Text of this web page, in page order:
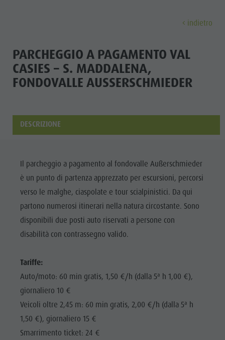
LOCALITÀ
DOLOMITI
FAMIGLIA &
EVENTI
Scopri
Cultura
Bar &
Ristoranti
Cook the
Mountain
Parchi
La Val
Località
Famiglia & Bambini
Cultura
Attrazioni
Bar & Ristoranti
Cook the Mountain
Shopping
Parchi naturali
La Val Pusteria
Alto Adige
Dolasilla Saga
Eventi
Escursioni
Arrampicare
Parapendio & Voli tandem
Programmi di vacanza
Come arrivare
Richiesta cataloghi
Webcam
Meteo
Kronplatz Doctor Service
indietro
PARCHEGGIO A PAGAMENTO VAL
CASIES – S. MADDALENA,
FONDOVALLE AUSSERSCHMIEDER
DESCRIZIONE
Il parcheggio a pagamento al fondovalle Außerschmieder
è un punto di partenza apprezzato per escursioni, percorsi
verso le malghe, ciaspolate e tour scialpinistici. Da qui
partono numerosi itinerari nella natura circostante. Sono
disponibili due posti auto riservati a persone con
disabilità con contrassegno valido.
Tariffe:
Auto/moto: 60 min gratis, 1,50 €/h (dalla 5ª h 1,00 €),
giornaliero 10 €
Veicoli oltre 2,45 m: 60 min gratis, 2,00 €/h (dalla 5ª h
1,50 €), giornaliero 15 €
Smarrimento ticket: 24 €